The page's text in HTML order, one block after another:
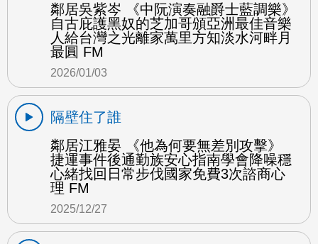
鄰居吳紫岑 《中阮演奏融爵士藍調樂》
自古庇護黑奴的芝加哥頒亞洲最佳音樂
人給台灣之光離家萬里方知淡水河畔月
最圓 FM
2026/01/03
隔壁住了誰
鄰居江雅晏 《他為何要無差別攻擊》
捷運事件後通勤族安心指南學會降噪穩
心緒找回日常步伐國家免費3次諮商心
理 FM
2025/12/27